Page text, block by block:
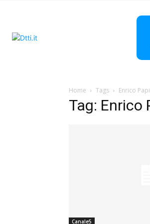
Home Tags Enrico Papi
Tag: Enrico
Canale5